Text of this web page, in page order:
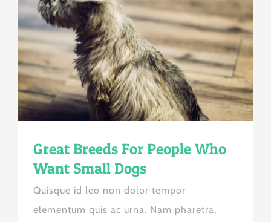
Great Breeds For People Who
Want Small Dogs
Quisque id leo non dolor tempor
elementum quis ac urna. Nam pharetra,